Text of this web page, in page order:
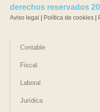
derechos reservados
Aviso legal Política de cookies
Contable
Fiscal
Laboral
Jurídica